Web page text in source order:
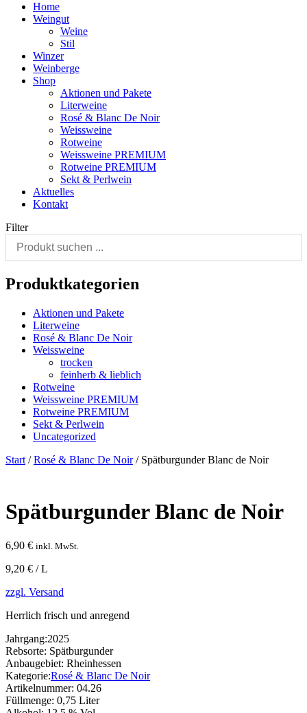
Home
Weingut
Weine
Stil
Winzer
Weinberge
Shop
Aktionen und Pakete
Literweine
Rosé & Blanc De Noir
Weissweine
Rotweine
Weissweine PREMIUM
Rotweine PREMIUM
Sekt & Perlwein
Aktuelles
Kontakt
Filter
Produktkategorien
Aktionen und Pakete
Literweine
Rosé & Blanc De Noir
Weissweine
trocken
feinherb & lieblich
Rotweine
Weissweine PREMIUM
Rotweine PREMIUM
Sekt & Perlwein
Uncategorized
Start /Rosé & Blanc De Noir/ Spätburgunder Blanc de Noir
Spätburgunder Blanc de Noir
6,90 € inkl. MwSt.
9,20 € / L
zzgl. Versand
Herrlich frisch und anregend
Jahrgang:2025
Rebsorte: Spätburgunder
Anbaugebiet: Rheinhessen
Kategorie:Rosé & Blanc De Noir
Artikelnummer: 04.26
Füllmenge: 0,75 Liter